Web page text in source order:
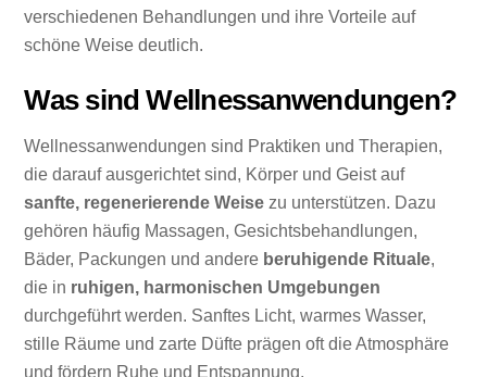
verschiedenen Behandlungen und ihre Vorteile auf
schöne Weise deutlich.
Was sind Wellnessanwendungen?
Wellnessanwendungen sind Praktiken und Therapien,
die darauf ausgerichtet sind, Körper und Geist auf
sanfte, regenerierende Weise zu unterstützen. Dazu
gehören häufig Massagen, Gesichtsbehandlungen,
Bäder, Packungen und andere beruhigende Rituale,
die in ruhigen, harmonischen Umgebungen
durchgeführt werden. Sanftes Licht, warmes Wasser,
stille Räume und zarte Düfte prägen oft die Atmosphäre
und fördern Ruhe und Entspannung.